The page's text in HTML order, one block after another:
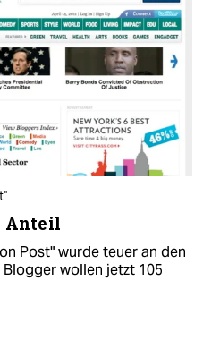
Anteil
Post" wurde teuer an den
Blogger wollen jetzt 105